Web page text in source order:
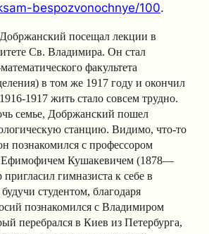
bespozvonochnye/100.
посещал лекции в
Св. Владимира. Он стал
факультета
в том же 1917 году и окончил
1917 жить стало совсем трудно.
семье, Добржанский пошел
станцию. Видимо, что-то
познакомился с профессором
Ефимофичем Кушакевичем (1878—
гимназиста к себе в
студентом, благодаря
познакомился с Владимиром
перебрался в Киев из Петербурга,